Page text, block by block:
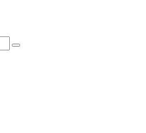
Search